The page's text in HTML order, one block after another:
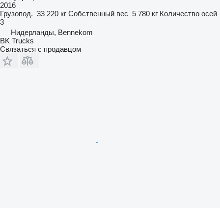
2016
Грузопод. 33 220 кг Собственный вес 5 780 кг Количество осей
3
Нидерланды, Bennekom
BK Trucks
Связаться с продавцом